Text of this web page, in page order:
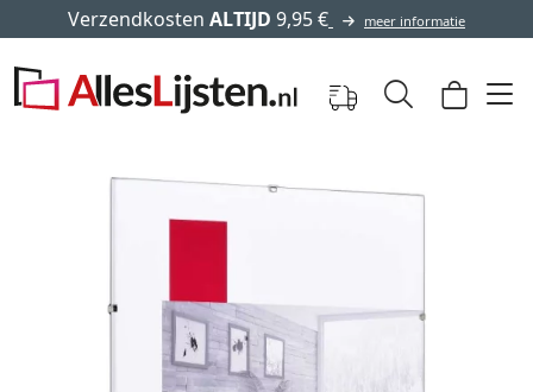
Verzendkosten ALTIJD 9,95 € meer informatie